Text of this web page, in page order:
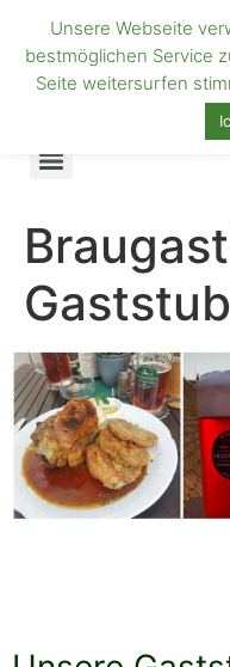
hausgebrautes Bier,
Unsere Webseite
bestmöglichen Service
Seite weitersurfen